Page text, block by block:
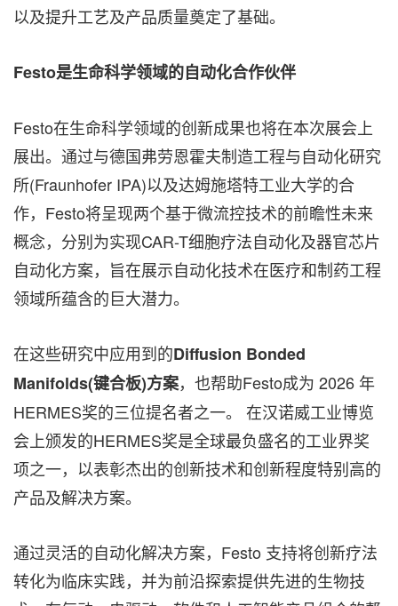
以及提升工艺及产品质量奠定了基础。
Festo是生命科学领域的自动化合作伙伴
Festo在生命科学领域的创新成果也将在本次展会上
展出。通过与德国弗劳恩霍夫制造工程与自动化研究
所(Fraunhofer IPA)以及达姆施塔特工业大学的合
作，Festo将呈现两个基于微流控技术的前瞻性未来
概念，分别为实现CAR-T细胞疗法自动化及器官芯片
自动化方案，旨在展示自动化技术在医疗和制药工程
领域所蕴含的巨大潜力。
在这些研究中应用到的Diffusion Bonded
Manifolds(键合板)方案，也帮助Festo成为 2026 年
HERMES奖的三位提名者之一。 在汉诺威工业博览
会上颁发的HERMES奖是全球最负盛名的工业界奖
项之一，以表彰杰出的创新技术和创新程度特别高的
产品及解决方案。
通过灵活的自动化解决方案，Festo 支持将创新疗法
转化为临床实践，并为前沿探索提供先进的生物技